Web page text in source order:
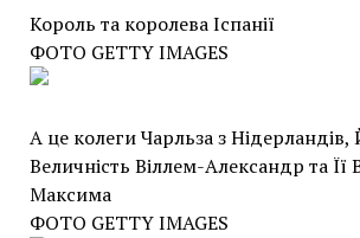
Король та королева Іспанії
ФОТО GETTY IMAGES
А це колеги Чарльза з Нідерландів,
Величність Віллем-Александр та Її
Максима
ФОТО GETTY IMAGES